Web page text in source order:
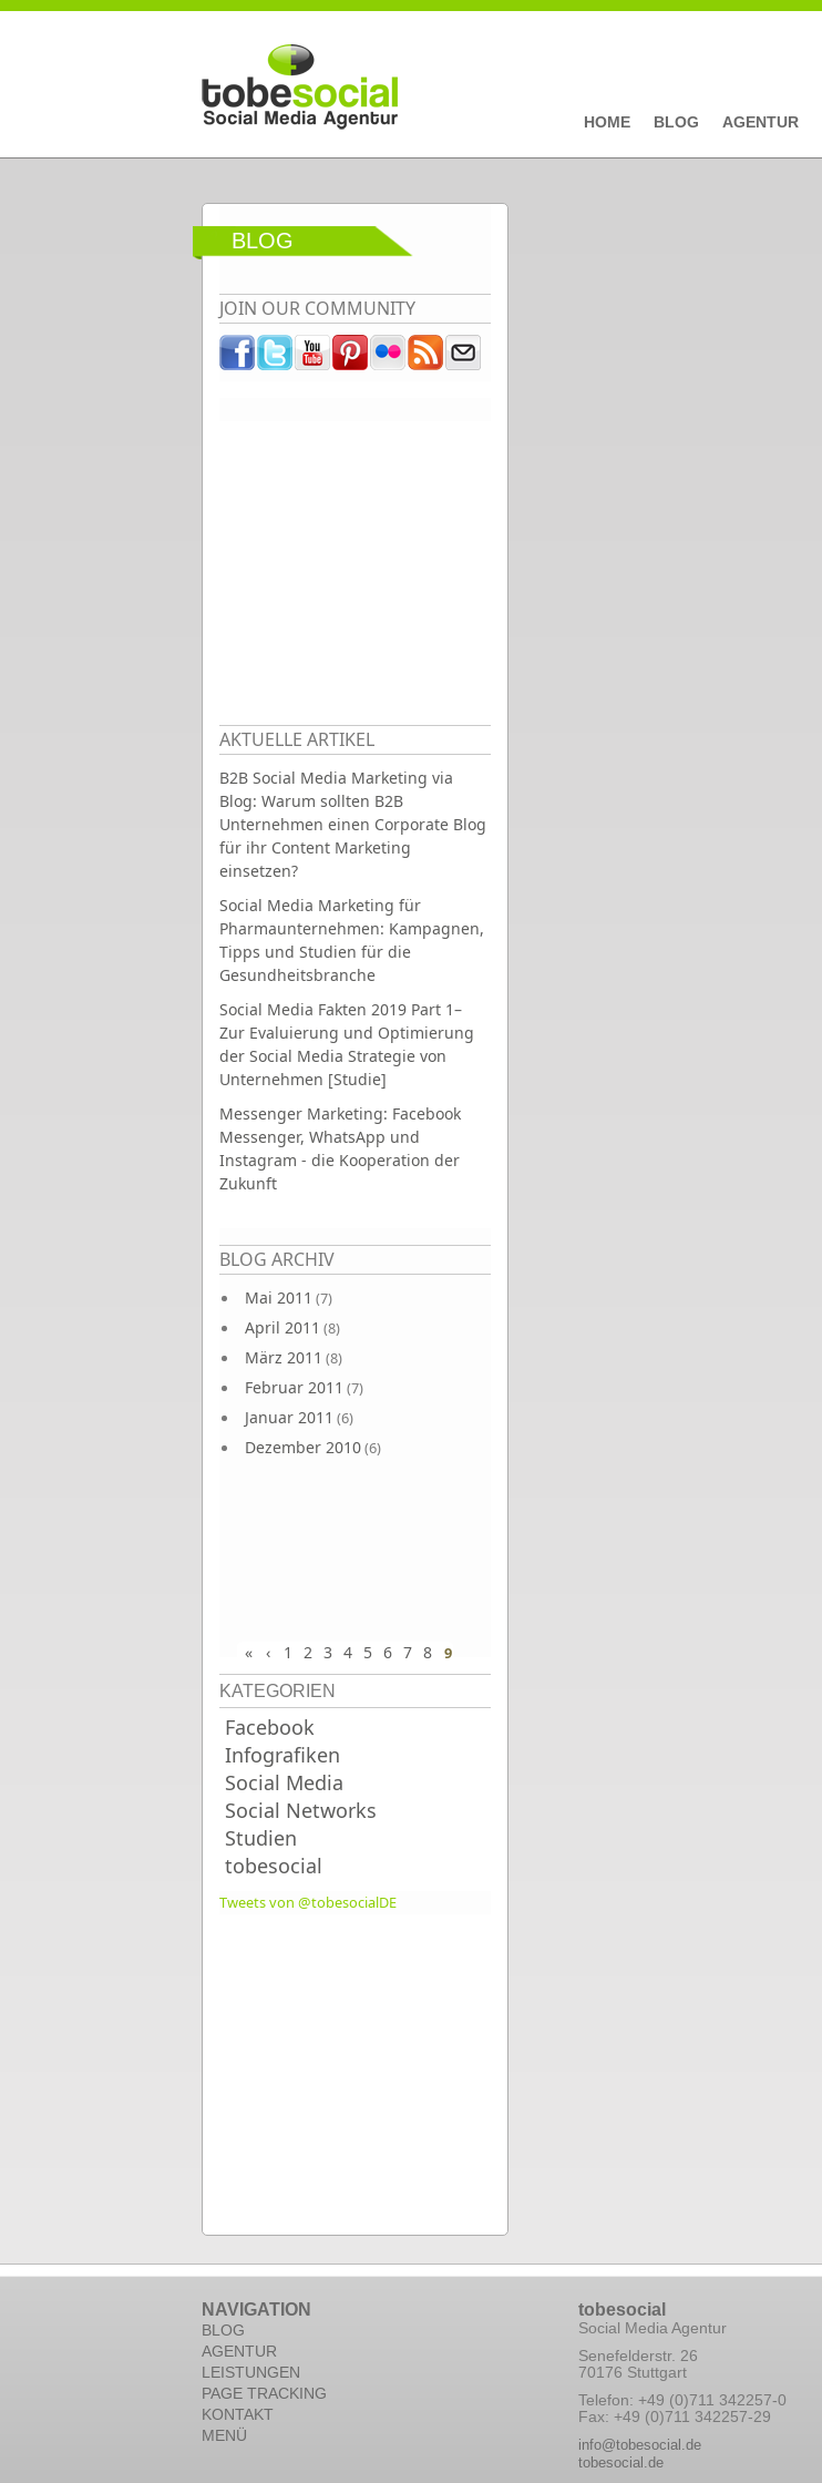
Direkt zum Inhalt
HOME BLOG AGENTUR
BLOG
JOIN OUR COMMUNITY
AKTUELLE ARTIKEL
B2B Social Media Marketing via
Blog: Warum sollten B2B
Unternehmen einen Corporate Blog
für ihr Content Marketing
einsetzen?
Social Media Marketing für
Pharmaunternehmen: Kampagnen,
Tipps und Studien für die
Gesundheitsbranche
Social Media Fakten 2019 Part 1–
Zur Evaluierung und Optimierung
der Social Media Strategie von
Unternehmen [Studie]
Messenger Marketing: Facebook
Messenger, WhatsApp und
Instagram - die Kooperation der
Zukunft
BLOG ARCHIV
Mai 2011 (7)
April 2011 (8)
März 2011 (8)
Februar 2011 (7)
Januar 2011 (6)
Dezember 2010(6)
Seiten
« ‹ 1 2 3 4 5 6 7 8 9
KATEGORIEN
Facebook
Infografiken
Social Media
Social Networks
Studien
tobesocial
Tweets von @tobesocialDE
NAVIGATION
BLOG
AGENTUR
LEISTUNGEN
PAGE TRACKING
KONTAKT
MENÜ
tobesocial
Social Media Agentur
Senefelderstr. 26
70176 Stuttgart
Telefon: +49 (0)711 342257-0
Fax: +49 (0)711 342257-29
info@tobesocial.de
tobesocial.de